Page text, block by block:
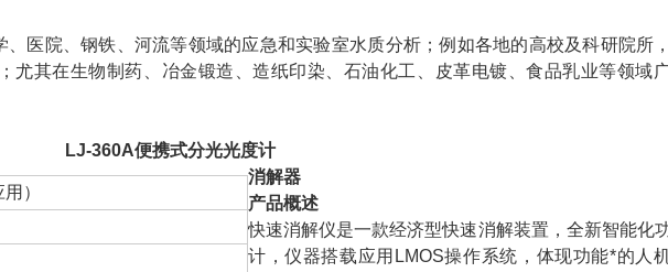
医院、钢铁、河流等领域的应急和实验室水质分析；例如各地的高校及科研院所
尤其在生物制药、冶金锻造、造纸印染、石油化工、皮革电镀、食品乳业等领域
LJ-360A便携式分光光度计
）
消解器
产品概述
快速消解仪是一款经济型快速消解装置，全新智能化
计，仪器搭载应用LMOS操作系统，体现功能*的人